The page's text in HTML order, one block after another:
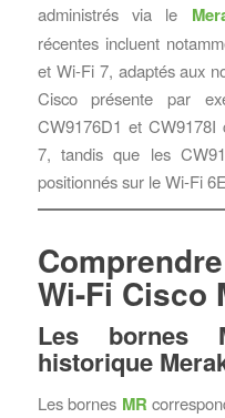
administrés via le
récentes incluent
et Wi-Fi 7, adaptés aux
Cisco présente par
CW9176D1 et CW9178I
7, tandis que les
positionnés sur le Wi-Fi
Wi-Fi Cisco
Les bornes
historique
Les bornes MR